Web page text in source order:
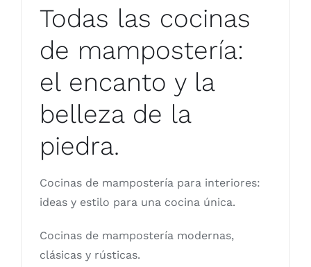
Todas las cocinas
de mampostería:
el encanto y la
belleza de la
piedra.
Cocinas de mampostería para interiores:
ideas y estilo para una cocina única.
Cocinas de mampostería modernas,
clásicas y rústicas.